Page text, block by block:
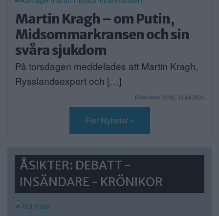
Martin Kragh – om Putin,
Midsommarkransen och sin
svåra sjukdom
På torsdagen meddelades att Martin Kragh,
Rysslandsexpert och […]
Publicerad 22:02, 23 juli 2026
Fler Nyheter »
ÅSIKTER: DEBATT -
INSÄNDARE - KRÖNIKOR